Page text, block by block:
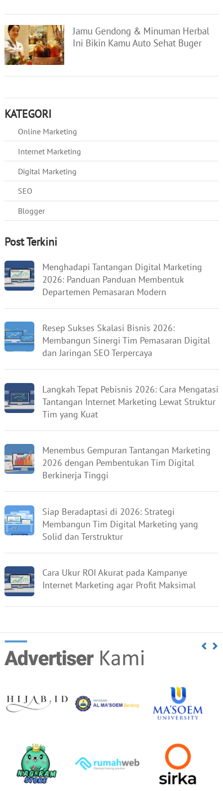
Jamu Gendong & Minuman Herbal
Ini Bikin Kamu Auto Sehat Buger
KATEGORI
Online Marketing
Internet Marketing
Digital Marketing
SEO
Blogger
Post Terkini
Menghadapi Tantangan Digital Marketing
2026: Panduan Panduan Membentuk
Departemen Pemasaran Modern
Resep Sukses Skalasi Bisnis 2026:
Membangun Sinergi Tim Pemasaran Digital
dan Jaringan SEO Terpercaya
Langkah Tepat Pebisnis 2026: Cara Mengatasi
Tantangan Internet Marketing Lewat Struktur
Tim yang Kuat
Menembus Gempuran Tantangan Marketing
2026 dengan Pembentukan Tim Digital
Berkinerja Tinggi
Siap Beradaptasi di 2026: Strategi
Membangun Tim Digital Marketing yang
Solid dan Terstruktur
Cara Ukur ROI Akurat pada Kampanye
Internet Marketing agar Profit Maksimal